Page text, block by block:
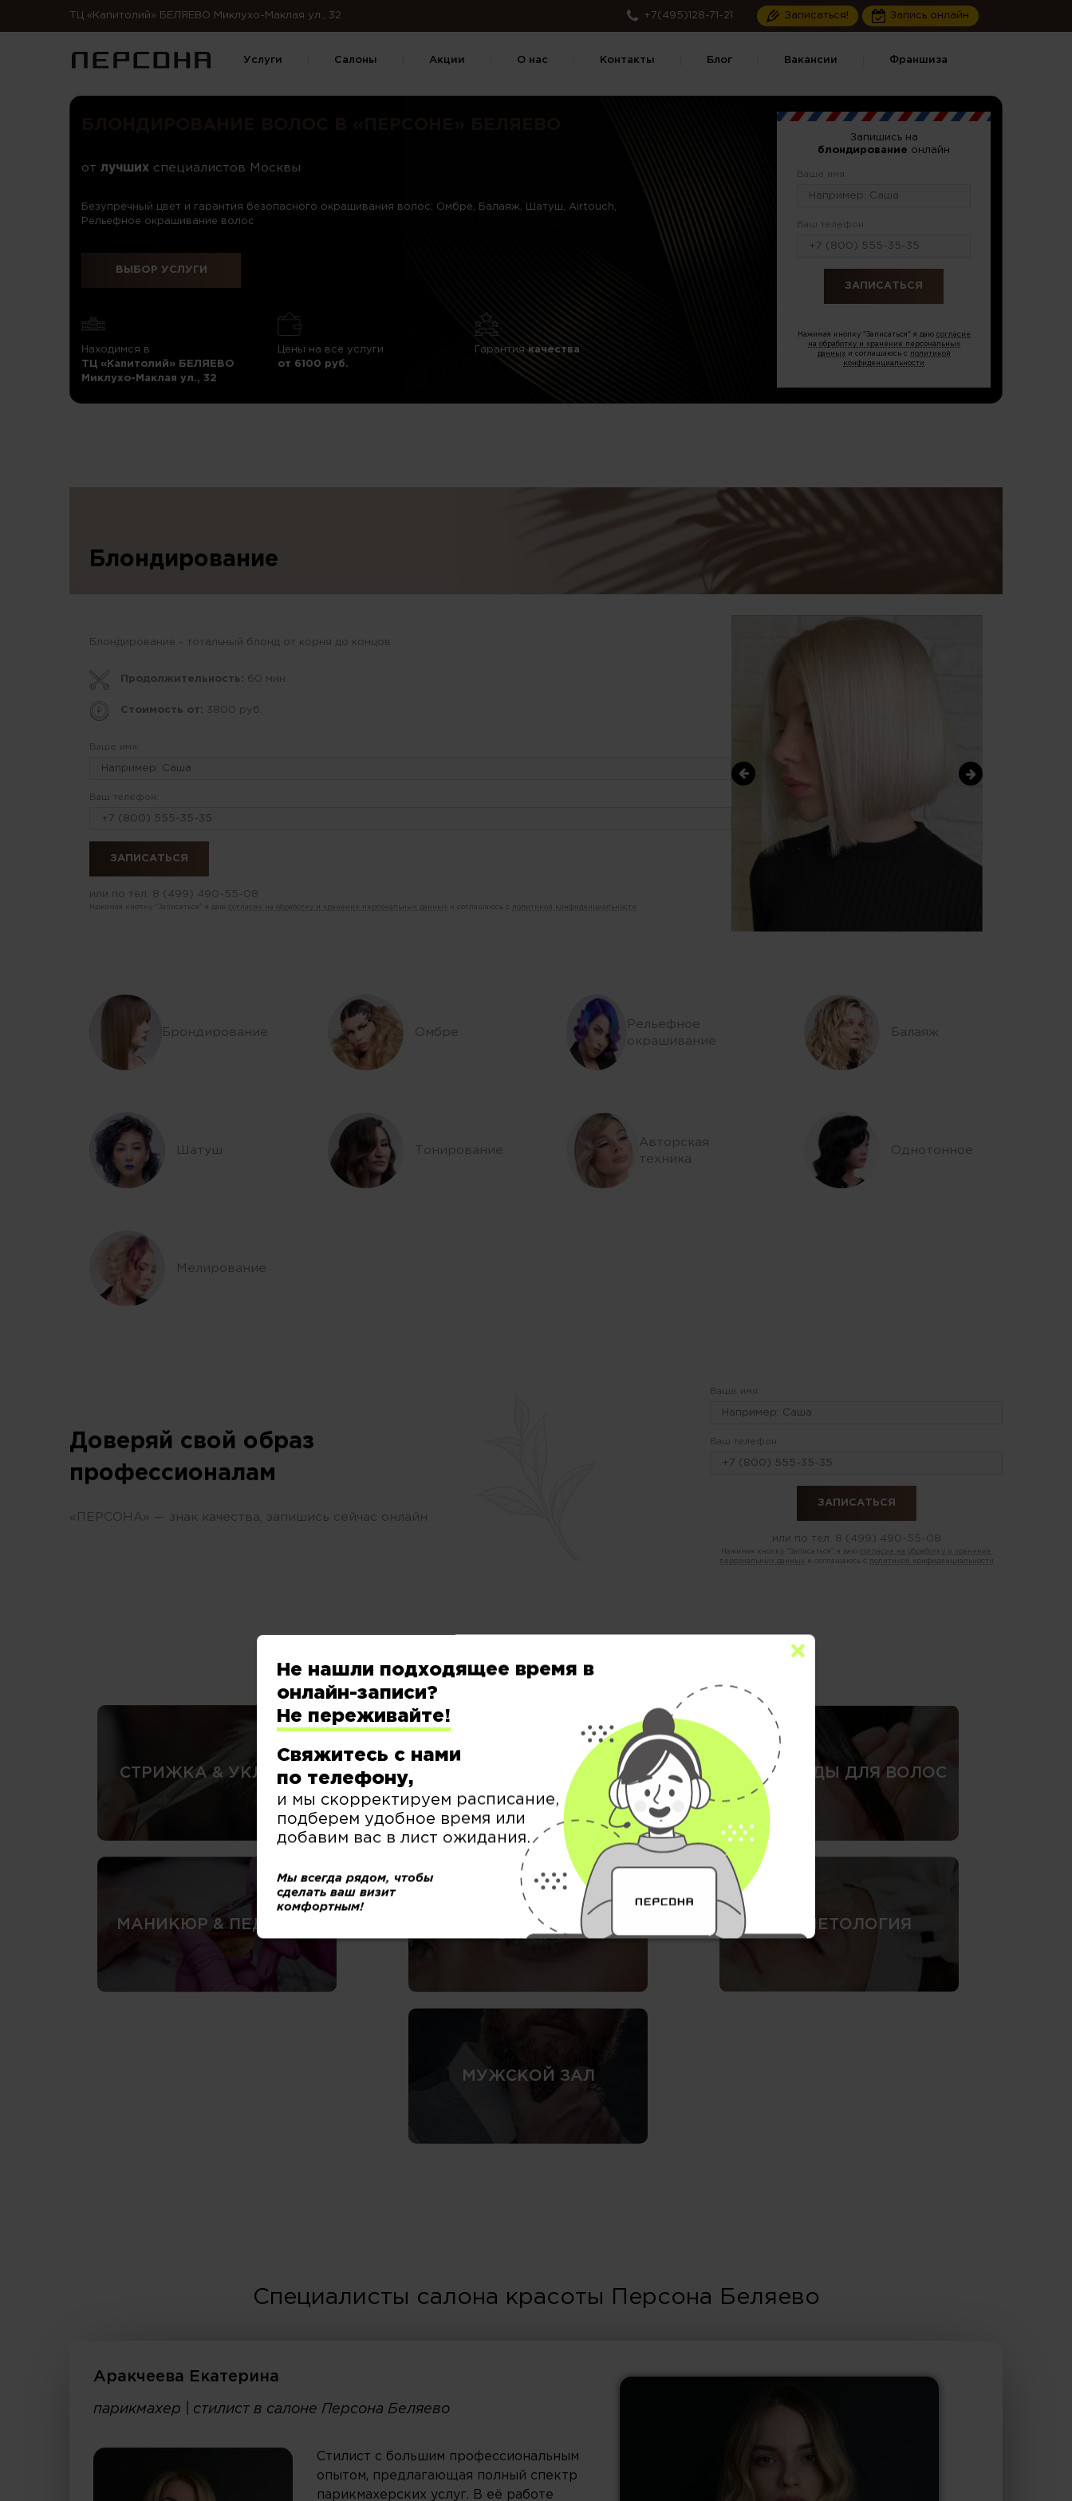
ТЦ «Капитолий» БЕЛЯЕВО Миклухо-Маклая ул., 32 +7(495)128-71-21 Записаться! Запись онлайн
Услуги Салоны Акции О нас Контакты Блог Вакансии Франшиза
от лучших специалистов Москвы
Безупречный цвет и гарантия безопасного окрашивания волос: Омбре, Балаяж, Шатуш, Airtouch,
Рельефное окрашивание волос
ВЫБОР УСЛУГИ
Находимся в
ТЦ «Капитолий» БЕЛЯЕВО
Миклухо-Маклая ул., 32
Цены на все услуги
от 6100 руб.
Гарантиякачества
Запишись на
блондирование онлайн
Ваше имя:
Ваш телефон:
Нажимая кнопку "Записаться" я даю согласие
на обработку и хранение персональных
данныхи соглашаюсь с
политикой
конфиденциальности
Блондирование
Блондирование - тотальный блонд от корня до концов
Продолжительность: 60 мин.
Стоимость от: 3800 руб.
Ваше имя:
Ваш телефон:
или по тел. 8 (499) 490-55-08
Нажимая кнопку "Записаться" я даю согласие на обработку и хранение персональных данных и соглашаюсь с политикой конфиденциальности
Брондирование Омбре
Рельефное
окрашивание
Балаяж
Шатуш Тонирование
Авторская
техника
Однотонное
Мелирование
Доверяй свой образ
профессионалам
«ПЕРСОНА» — знак качества, запишись сейчас онлайн
Ваше имя:
Ваш телефон:
или по тел. 8 (499) 490-55-08
Нажимая кнопку "Записаться" я даю
согласие на обработку и хранение
персональных данных
и соглашаюсь с политикой конфиденциальности
СТРИЖКА & УКЛАДКА
ОКРАШИВАНИЕ &
СТРУКТУРА
СПА-УХОДЫ ДЛЯ ВОЛОС
МАНИКЮР & ПЕДИКЮР
БРОВИ / РЕСНИЦЫ &
ВИЗАЖ
КОСМЕТОЛОГИЯ
МУЖСКОЙ ЗАЛ
Специалисты салона красоты Персона Беляево
Аракчеева Екатерина
парикмахер | стилист в салоне Персона Беляево
Стилист с большим профессиональным
опытом, предлагающая полный спектр
парикмахерских услуг. В её работе
Не нашли подходящее время в
онлайн-записи?
Не переживайте!
Свяжитесь с нами
по телефону,
и мы скорректируем расписание,
подберем удобное время или
добавим вас в лист ожидания.
Мы всегда рядом, чтобы
сделать ваш визит
комфортным!